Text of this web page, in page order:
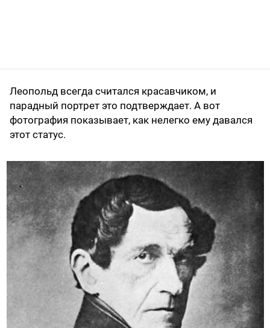
Леопольд всегда считался красавчиком, и
парадный портрет это подтверждает. А вот
фотография показывает, как нелегко ему давался
этот статус.